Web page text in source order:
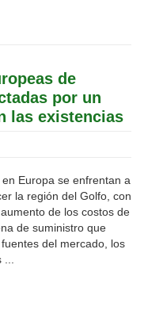
de
por un
las existencias
Europa se enfrentan a
la región del Golfo, con
de los costos de
de suministro que
del mercado, los